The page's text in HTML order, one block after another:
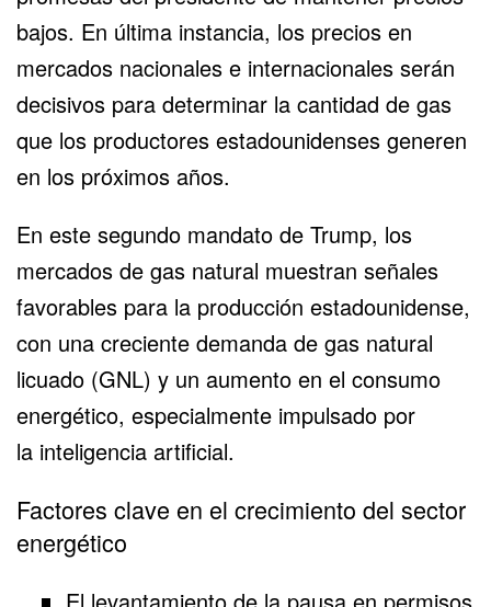
bajos. En última instancia, los precios en
mercados nacionales e internacionales serán
decisivos para determinar la cantidad de gas
que los productores estadounidenses generen
en los próximos años.
En este segundo mandato de Trump, los
mercados de gas natural muestran señales
favorables para la producción estadounidense,
con una creciente demanda de gas natural
licuado (GNL) y un aumento en el consumo
energético, especialmente impulsado por
la inteligencia artificial.
Factores clave en el crecimiento del sector
energético